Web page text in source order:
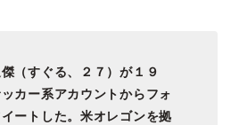
（すぐる、２７）が１９
カー系アカウントからフォ
ートした。米オレゴンを拠